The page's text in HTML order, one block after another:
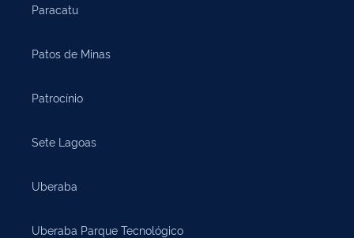
Paracatu
Patos de Minas
Patrocínio
Sete Lagoas
Uberaba
Uberaba Parque Tecnológico